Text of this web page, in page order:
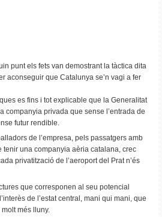
punt els fets van demostrant la tàctica dita
aconseguir que Catalunya se’n vagi a fer
es fins i tot explicable que la Generalitat
companyia privada que sense l’entrada de
futur rendible.
de l’empresa, pels passatgers amb
tenir una companyia aèria catalana, crec
privatització de l’aeroport del Prat n’és
que corresponen al seu potencial
de l’estat central, mani qui mani, que
més lluny.